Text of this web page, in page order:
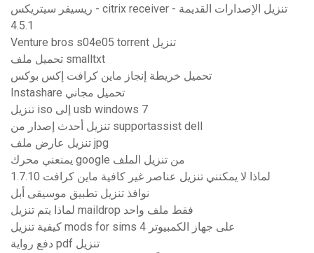
ريسيفر سيتريكس - citrix receiver - تنزيل الإصدارات القديمة
4.5.1
Venture bros s04e05 torrent تنزيل
تحميل ملف smalltxt
تحميل خريطة إنجاز ماين كرافت إكس بوكس
Instashare تحميل مجاني
تنزيل iso إلى usb windows 7
تنزيل أحدث إصدار من supportassist dell
تنزيل عارض ملف jpg
يمنعني محرك google من تنزيل الملف
لماذا لا يمكنني تنزيل عناصر غير كافية ماين كرافت 1.7.10
نوافذ تنزيل تطبيق موسيقى أبل
لماذا يتم تنزيل maildrop فقط ملف واحد
كيفية تنزيل mods for sims 4 على جهاز الكمبيوتر
دفع رواية pdf تنزيل